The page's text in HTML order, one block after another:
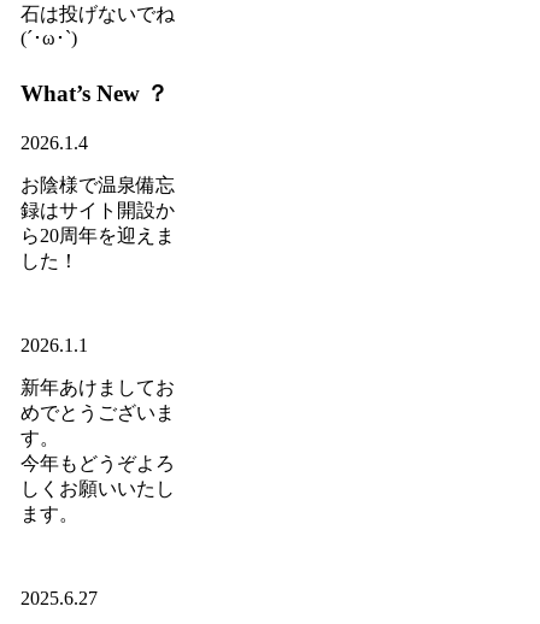
石は投げないでね
(´･ω･`)
What’s New ？
2026.1.4
お陰様で温泉備忘
録はサイト開設か
ら20周年を迎えま
した！
2026.1.1
新年あけましてお
めでとうございま
す。
今年もどうぞよろ
しくお願いいたし
ます。
2025.6.27